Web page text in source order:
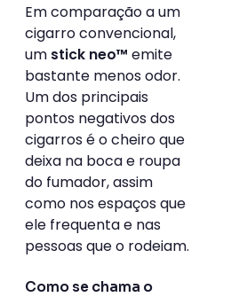
Em comparação a um
cigarro convencional,
um stick neo™ emite
bastante menos odor.
Um dos principais
pontos negativos dos
cigarros é o cheiro que
deixa na boca e roupa
do fumador, assim
como nos espaços que
ele frequenta e nas
pessoas que o rodeiam.
Como se chama o